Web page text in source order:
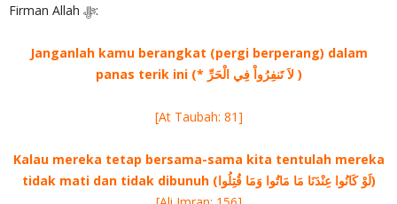
Firman Allah ‎ﷻ:
Janganlah kamu berangkat (pergi berperang) dalam
panas terik ini (* لاَ تَنفِرُواْ فِي الْحَرِّ )
[At Taubah: 81]
Kalau mereka tetap bersama-sama kita tentulah mereka
tidak mati dan tidak dibunuh (لَوْ كَانُوا عِنْدَنَا مَا مَاتُوا وَمَا قُتِلُوا)